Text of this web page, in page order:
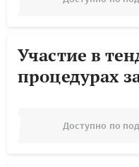
Участие в
процедурах
Доступно по